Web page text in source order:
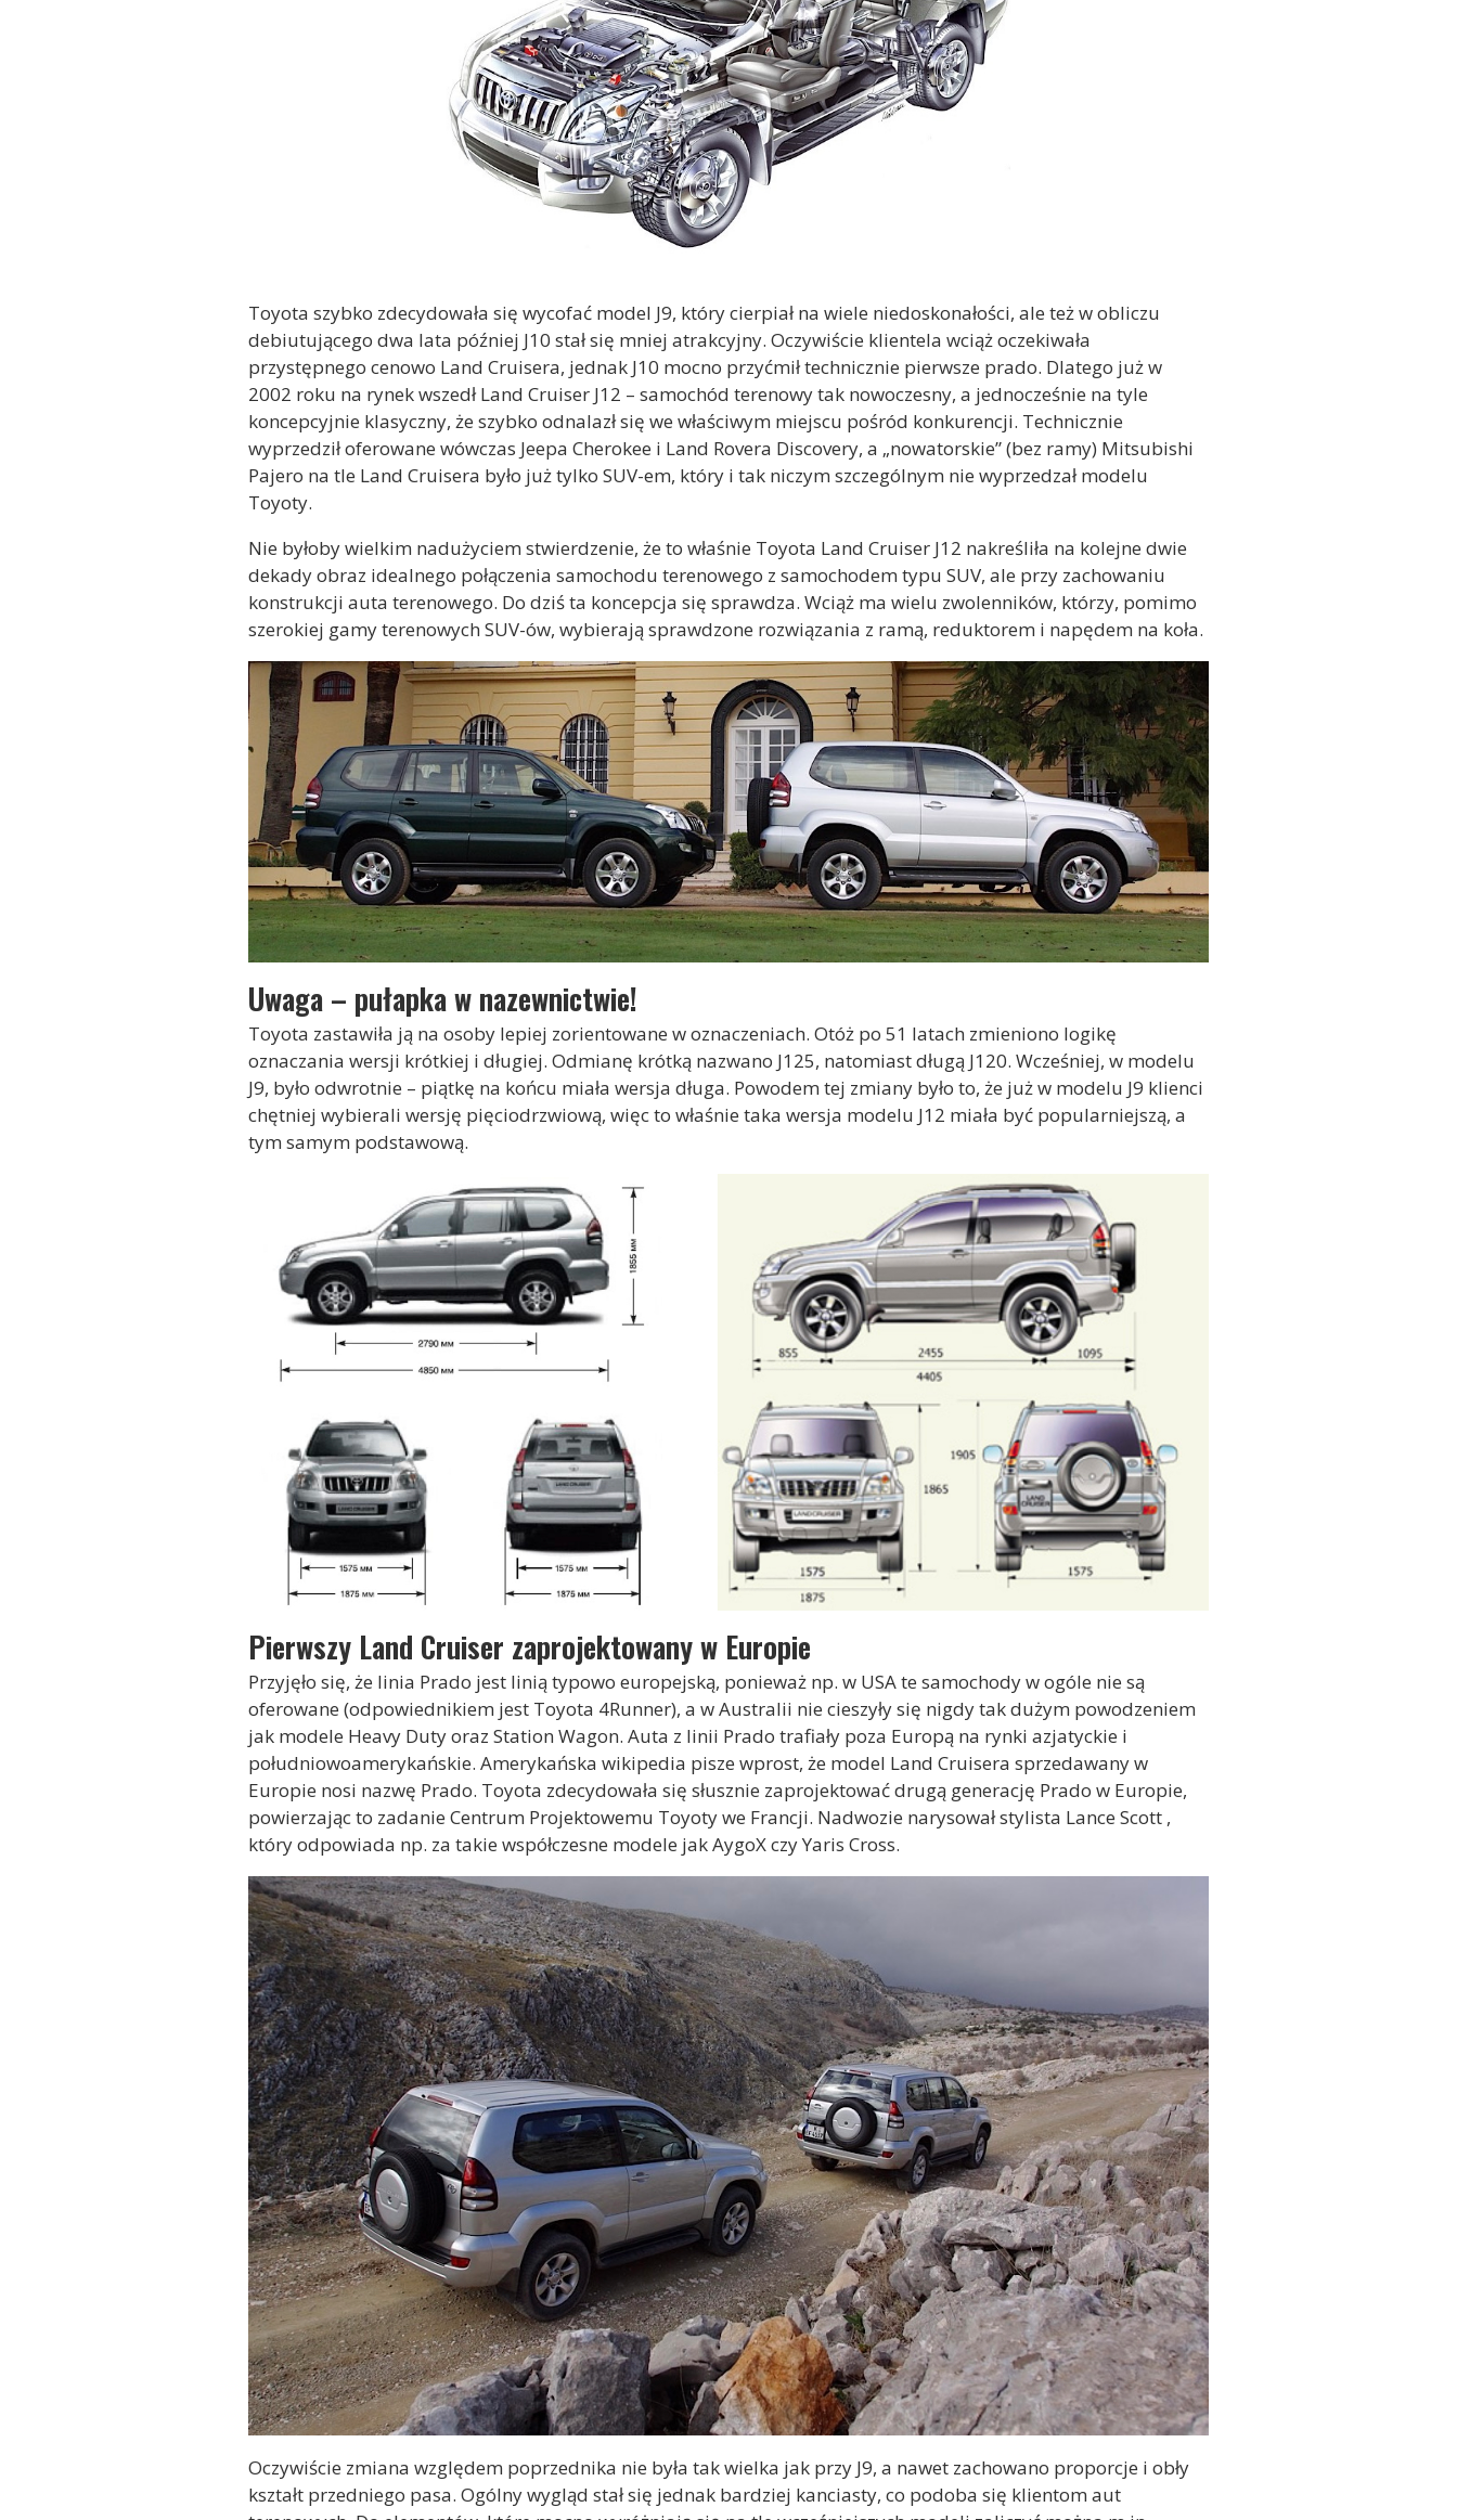
Toyota szybko zdecydowała się wycofać model J9, który cierpiał na wiele niedoskonałości, ale też w obliczu
debiutującego dwa lata później J10 stał się mniej atrakcyjny. Oczywiście klientela wciąż oczekiwała
przystępnego cenowo Land Cruisera, jednak J10 mocno przyćmił technicznie pierwsze prado. Dlatego już w
2002 roku na rynek wszedł Land Cruiser J12 – samochód terenowy tak nowoczesny, a jednocześnie na tyle
koncepcyjnie klasyczny, że szybko odnalazł się we właściwym miejscu pośród konkurencji. Technicznie
wyprzedził oferowane wówczas Jeepa Cherokee i Land Rovera Discovery, a „nowatorskie” (bez ramy) Mitsubishi
Pajero na tle Land Cruisera było już tylko SUV-em, który i tak niczym szczególnym nie wyprzedzał modelu
Toyoty.
Nie byłoby wielkim nadużyciem stwierdzenie, że to właśnie Toyota Land Cruiser J12 nakreśliła na kolejne dwie
dekady obraz idealnego połączenia samochodu terenowego z samochodem typu SUV, ale przy zachowaniu
konstrukcji auta terenowego. Do dziś ta koncepcja się sprawdza. Wciąż ma wielu zwolenników, którzy, pomimo
szerokiej gamy terenowych SUV-ów, wybierają sprawdzone rozwiązania z ramą, reduktorem i napędem na koła.
Uwaga – pułapka w nazewnictwie!
Toyota zastawiła ją na osoby lepiej zorientowane w oznaczeniach. Otóż po 51 latach zmieniono logikę
oznaczania wersji krótkiej i długiej. Odmianę krótką nazwano J125, natomiast długą J120. Wcześniej, w modelu
J9, było odwrotnie – piątkę na końcu miała wersja długa. Powodem tej zmiany było to, że już w modelu J9 klienci
chętniej wybierali wersję pięciodrzwiową, więc to właśnie taka wersja modelu J12 miała być popularniejszą, a
tym samym podstawową.
Pierwszy Land Cruiser zaprojektowany w Europie
Przyjęło się, że linia Prado jest linią typowo europejską, ponieważ np. w USA te samochody w ogóle nie są
oferowane (odpowiednikiem jest Toyota 4Runner), a w Australii nie cieszyły się nigdy tak dużym powodzeniem
jak modele Heavy Duty oraz Station Wagon. Auta z linii Prado trafiały poza Europą na rynki azjatyckie i
południowoamerykańskie. Amerykańska wikipedia pisze wprost, że model Land Cruisera sprzedawany w
Europie nosi nazwę Prado. Toyota zdecydowała się słusznie zaprojektować drugą generację Prado w Europie,
powierzając to zadanie Centrum Projektowemu Toyoty we Francji. Nadwozie narysował stylista Lance Scott ,
który odpowiada np. za takie współczesne modele jak AygoX czy Yaris Cross.
Oczywiście zmiana względem poprzednika nie była tak wielka jak przy J9, a nawet zachowano proporcje i obły
kształt przedniego pasa. Ogólny wygląd stał się jednak bardziej kanciasty, co podoba się klientom aut